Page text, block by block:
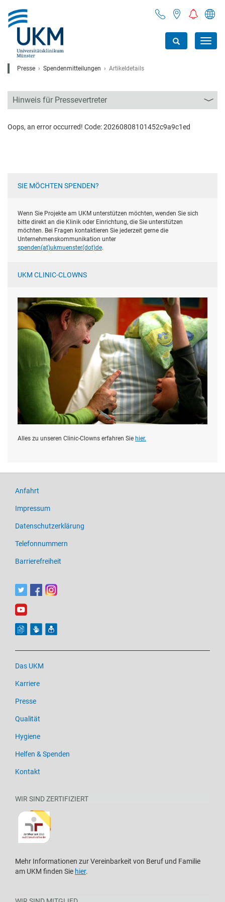
Presse Spendenmitteilungen Artikeldetails
Hinweis für Pressevertreter
Oops, an error occurred! Code: 20260808101452c9a9c1ed
SIE MÖCHTEN SPENDEN?
Wenn Sie Projekte am UKM unterstützen möchten, wenden Sie sich
bitte direkt an die Klinik oder Einrichtung, die Sie unterstützen
möchten. Bei Fragen kontaktieren Sie jederzeit gerne die
Unternehmenskommunikation unter
spenden(at)­ukmuenster(dot)­de.
UKM CLINIC-CLOWNS
Alles zu unseren Clinic-Clowns erfahren Sie hier.
Anfahrt
Impressum
Datenschutzerklärung
Telefonnummern
Barrierefreiheit
Das UKM
Karriere
Presse
Qualität
Hygiene
Helfen & Spenden
Kontakt
WIR SIND ZERTIFIZIERT
Mehr Informationen zur Vereinbarkeit von Beruf und Familie
am UKM finden Sie hier.